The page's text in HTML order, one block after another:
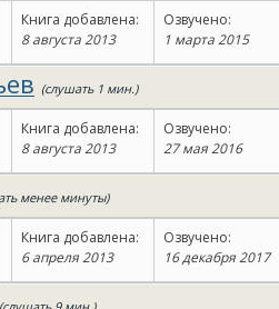
Книга добавлена:
8 августа 2013
Озвучено:
1 марта 2015
(слушать 1 мин.)
Книга добавлена:
8 августа 2013
Озвучено:
27 мая 2016
менее минуты)
Книга добавлена:
6 апреля 2013
Озвучено:
16 декабря 2017